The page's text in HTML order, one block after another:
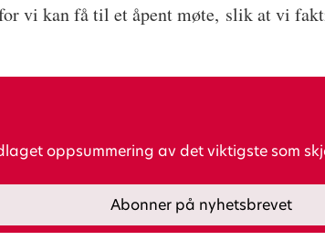
vi kan få til et åpent møte, slik at vi
oppsummering av det viktigste som